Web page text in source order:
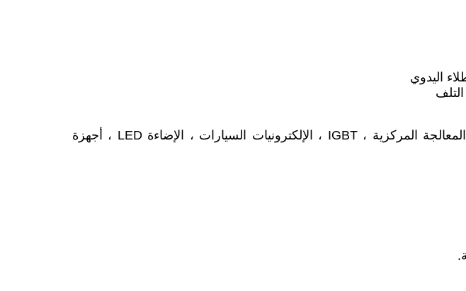
اليدوي
تستخدم على نطاق واسع كوسيلة لنقل الحرارة للمكونات الإلكترونية ، مثل وحدة المعالجة المركزية ، IGBT ، الإلكترونيات السيارات ، الإضاءة LED ، أجهزة